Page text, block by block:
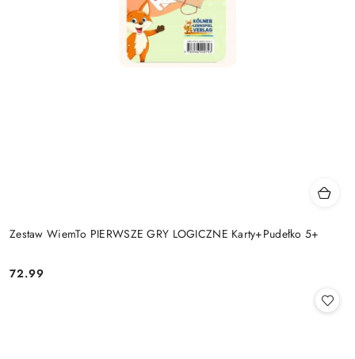
Zestaw WiemTo PIERWSZE GRY LOGICZNE Karty+Pudełko 5+
Cena:
72.99